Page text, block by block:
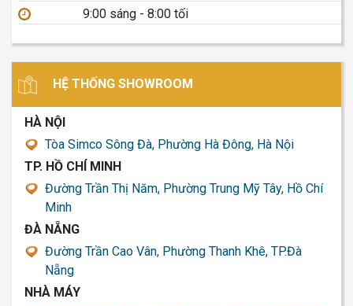
9:00 sáng - 8:00 tối
HỆ THỐNG SHOWROOM
HÀ NỘI
Tòa Simco Sông Đà, Phường Hà Đông, Hà Nội
TP. HỒ CHÍ MINH
Đường Trần Thị Năm, Phường Trung Mỹ Tây, Hồ Chí
Minh
ĐÀ NẴNG
Đường Trần Cao Vân, Phường Thanh Khê, TP.Đà
Nẵng
NHÀ MÁY